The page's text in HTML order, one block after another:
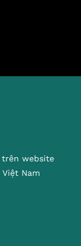
trên website
Nam